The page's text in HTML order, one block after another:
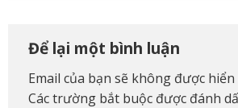
Để lại một bình luận
Email của bạn sẽ không được
Các trường bắt buộc được đánh